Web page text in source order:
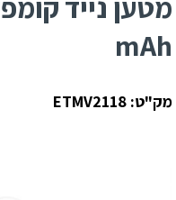
mAh
מק"ט: ETMV2118